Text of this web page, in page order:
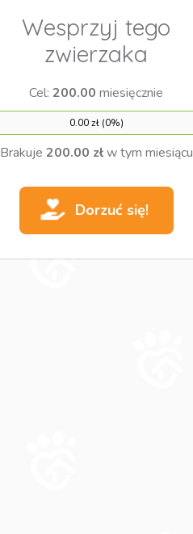
Wesprzyj tego
zwierzaka
Cel:200.00 miesięcznie
0.00 zł (0%)
Brakuje 200.00 złw tym miesiącu
Dorzuć się!